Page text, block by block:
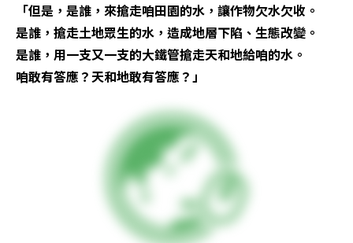
「但是，是誰，來搶走咱田園的水，讓作物欠水欠收。
是誰，搶走土地眾生的水，造成地層下陷、生態改變。
是誰，用一支又一支的大鐵管搶走天和地給咱的水。
咱敢有答應？天和地敢有答應？」